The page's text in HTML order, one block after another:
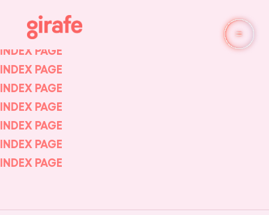
INDEX PAGE
INDEX PAGE
INDEX PAGE
INDEX PAGE
INDEX PAGE
INDEX PAGE
INDEX PAGE
INDEX PAGE